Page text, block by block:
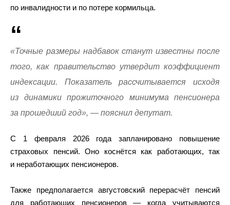
по инвалидности и по потере кормильца.
«Точные размеры надбавок станут известны после
того, как правительство утвердит коэффициент
индексации. Показатель рассчитывается исходя
из динамики прожиточного минимума пенсионера
за прошедший год», — пояснил депутат.
С 1 февраля 2026 года запланировано повышение
страховых пенсий. Оно коснётся как работающих, так
и неработающих пенсионеров.
Также предполагается августовский перерасчёт пенсий
для работающих пенсионеров — когда учитываются